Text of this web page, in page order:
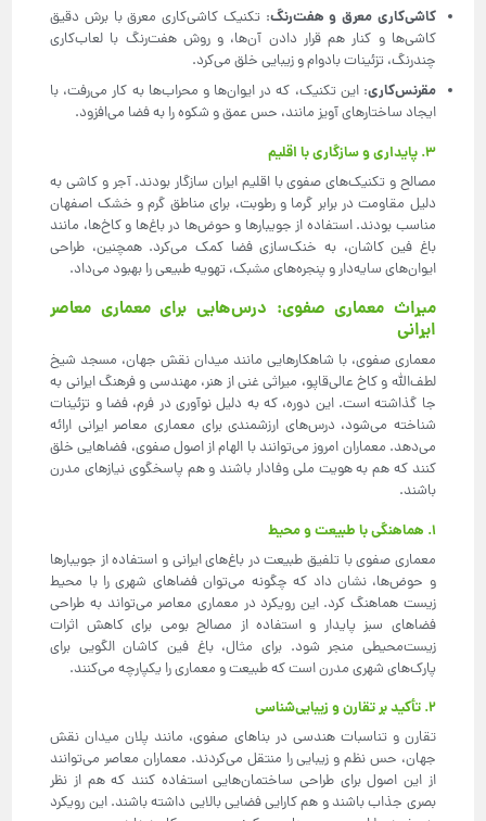
کاشی‌کاری معرق و هفت‌رنگ: تکنیک کاشی‌کاری معرق با برش دقیق
کاشی‌ها و کنار هم قرار دادن آن‌ها، و روش هفت‌رنگ با لعاب‌کاری
چندرنگ، تزئینات بادوام و زیبایی خلق می‌کرد.
مقرنس‌کاری: این تکنیک، که در ایوان‌ها و محراب‌ها به کار می‌رفت، با
ایجاد ساختارهای آویز مانند، حس عمق و شکوه را به فضا می‌افزود.
3. پایداری و سازگاری با اقلیم
مصالح و تکنیک‌های صفوی با اقلیم ایران سازگار بودند. آجر و کاشی به
دلیل مقاومت در برابر گرما و رطوبت، برای مناطق گرم و خشک اصفهان
مناسب بودند. استفاده از جویبارها و حوض‌ها در باغ‌ها و کاخ‌ها، مانند
باغ فین کاشان، به خنک‌سازی فضا کمک می‌کرد. همچنین، طراحی
ایوان‌های سایه‌دار و پنجره‌های مشبک، تهویه طبیعی را بهبود می‌داد.
میراث معماری صفوی: درس‌هایی برای معماری معاصر
ایرانی
معماری صفوی، با شاهکارهایی مانند میدان نقش جهان، مسجد شیخ
لطف‌الله و کاخ عالی‌قاپو، میراثی غنی از هنر، مهندسی و فرهنگ ایرانی به
جا گذاشته است. این دوره، که به دلیل نوآوری در فرم، فضا و تزئینات
شناخته می‌شود، درس‌های ارزشمندی برای معماری معاصر ایرانی ارائه
می‌دهد. معماران امروز می‌توانند با الهام از اصول صفوی، فضاهایی خلق
کنند که هم به هویت ملی وفادار باشند و هم پاسخگوی نیازهای مدرن
باشند.
1. هماهنگی با طبیعت و محیط
معماری صفوی با تلفیق طبیعت در باغ‌های ایرانی و استفاده از جویبارها
و حوض‌ها، نشان داد که چگونه می‌توان فضاهای شهری را با محیط
زیست هماهنگ کرد. این رویکرد در معماری معاصر می‌تواند به طراحی
فضاهای سبز پایدار و استفاده از مصالح بومی برای کاهش اثرات
زیست‌محیطی منجر شود. برای مثال، باغ فین کاشان الگویی برای
پارک‌های شهری مدرن است که طبیعت و معماری را یکپارچه می‌کنند.
2. تأکید بر تقارن و زیبایی‌شناسی
تقارن و تناسبات هندسی در بناهای صفوی، مانند پلان میدان نقش
جهان، حس نظم و زیبایی را منتقل می‌کردند. معماران معاصر می‌توانند
از این اصول برای طراحی ساختمان‌هایی استفاده کنند که هم از نظر
بصری جذاب باشند و هم کارایی فضایی بالایی داشته باشند. این رویکرد